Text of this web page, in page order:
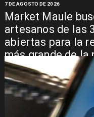
Market Maule
artesanos de las
abiertas para la
más grande de la
7 DE AGOSTO DE 2026